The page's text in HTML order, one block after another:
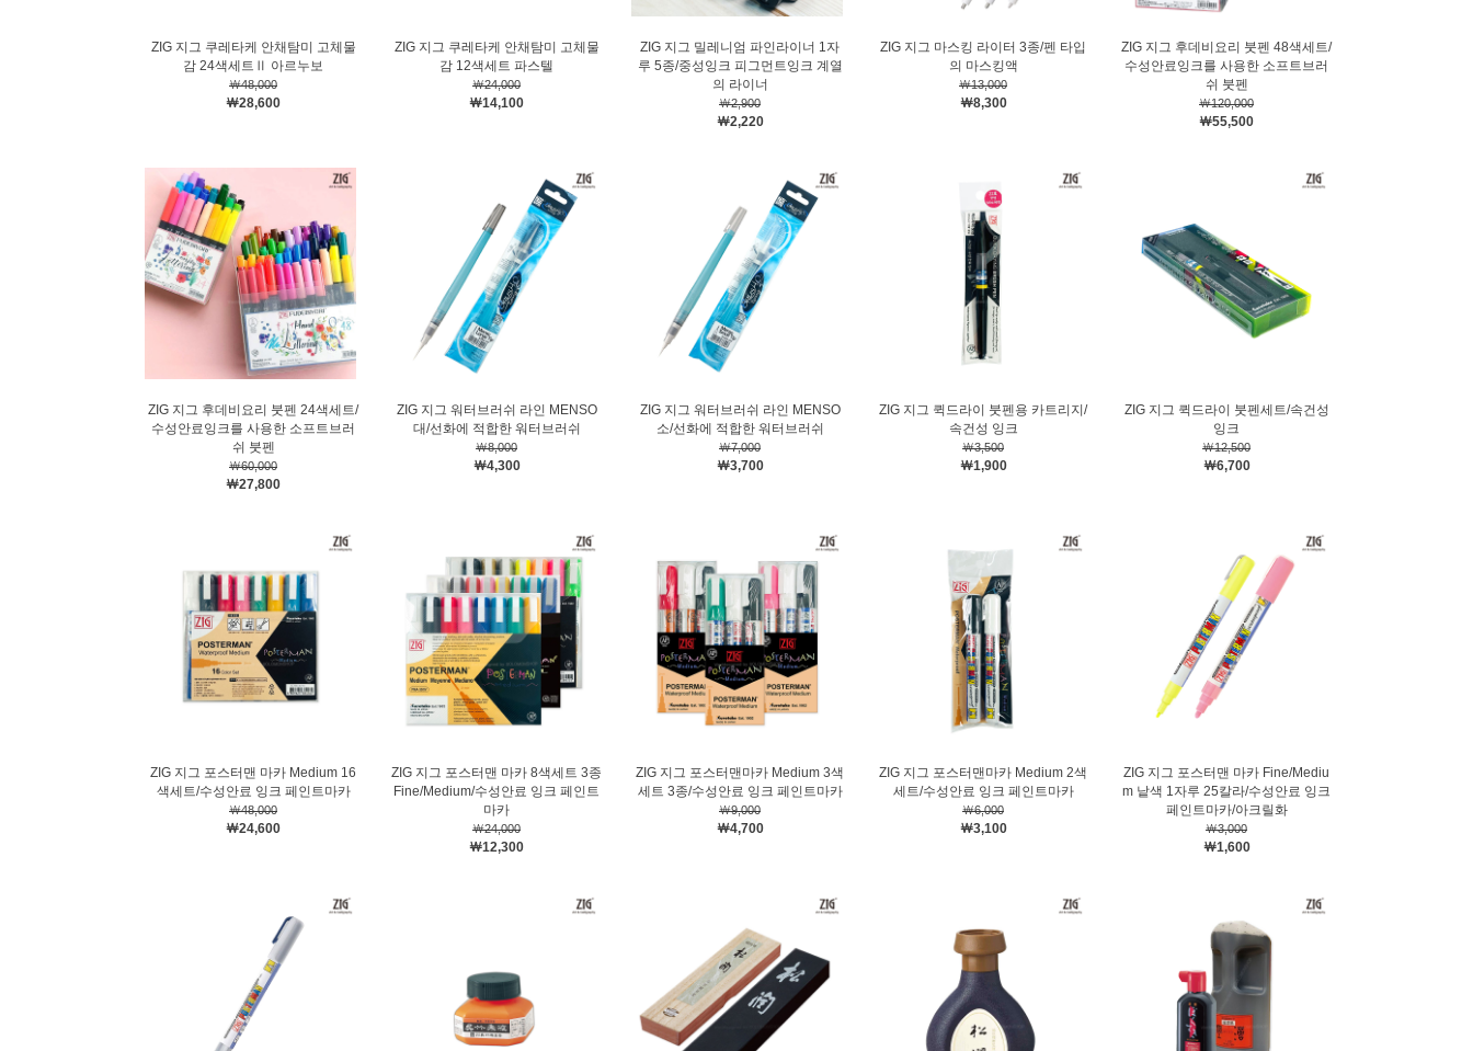
ZIG 지그 쿠레타케 안채탐미 고체물
감 24색세트Ⅱ 아르누보
￦48,000
￦28,600
ZIG 지그 쿠레타케 안채탐미 고체물
감 12색세트 파스텔
￦24,000
￦14,100
ZIG 지그 밀레니엄 파인라이너 1자
루 5종/중성잉크 피그먼트잉크 계열
의 라이너
￦2,900
￦2,220
ZIG 지그 마스킹 라이터 3종/펜 타입
의 마스킹액
￦13,000
￦8,300
ZIG 지그 후데비요리 붓펜 48색세트/
수성안료잉크를 사용한 소프트브러
쉬 붓펜
￦120,000
￦55,500
ZIG 지그 후데비요리 붓펜 24색세트/
수성안료잉크를 사용한 소프트브러
쉬 붓펜
￦60,000
￦27,800
ZIG 지그 워터브러쉬 라인 MENSO
대/선화에 적합한 워터브러쉬
￦8,000
￦4,300
ZIG 지그 워터브러쉬 라인 MENSO
소/선화에 적합한 워터브러쉬
￦7,000
￦3,700
ZIG 지그 퀵드라이 붓펜용 카트리지/
속건성 잉크
￦3,500
￦1,900
ZIG 지그 퀵드라이 붓펜세트/속건성
잉크
￦12,500
￦6,700
ZIG 지그 포스터맨 마카 Medium 16
색세트/수성안료 잉크 페인트마카
￦48,000
￦24,600
ZIG 지그 포스터맨 마카 8색세트 3종
Fine/Medium/수성안료 잉크 페인트
마카
￦24,000
￦12,300
ZIG 지그 포스터맨마카 Medium 3색
세트 3종/수성안료 잉크 페인트마카
￦9,000
￦4,700
ZIG 지그 포스터맨마카 Medium 2색
세트/수성안료 잉크 페인트마카
￦6,000
￦3,100
ZIG 지그 포스터맨 마카 Fine/Mediu
m 낱색 1자루 25칼라/수성안료 잉크
페인트마카/아크릴화
￦3,000
￦1,600